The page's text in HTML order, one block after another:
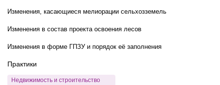
Изменения, касающиеся мелиорации сельхозземель
Изменения в состав проекта освоения лесов
Изменения в форме ГПЗУ и порядок её заполнения
Практики
Недвижимость и строительство